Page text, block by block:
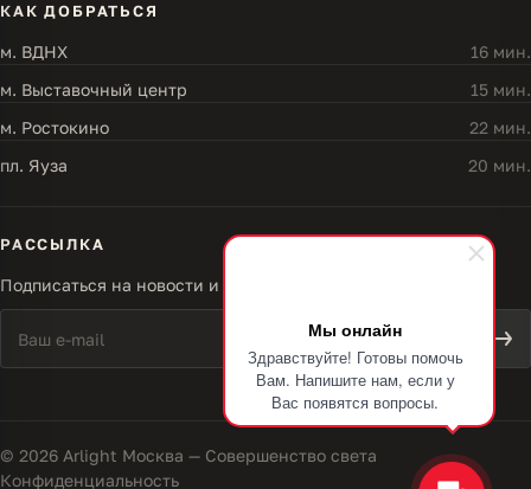
Мы онлайн
Здравствуйте! Готовы помочь
Вам. Напишите нам, если у
Вас появятся вопросы.
КАК ДОБРАТЬСЯ
м. ВДНХ
16 мин.
м. Выставочный центр
15 мин.
м. Ростокино
22 мин.
пл. Яуза
20 мин.
РАССЫЛКА
Подписаться на новости и акции
© 2026 Arlight Москва — Совершенство света
Конфиденциальность